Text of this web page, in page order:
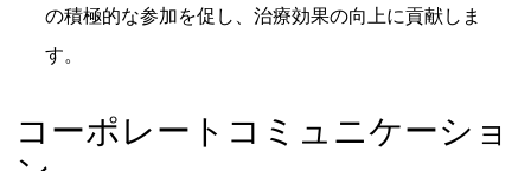
の積極的な参加を促し、治療効果の向上に貢献しま
す。
コーポレートコミュニケーショ